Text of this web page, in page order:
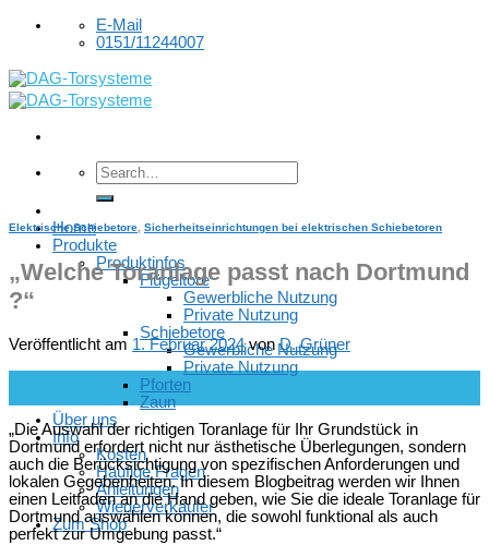
Skip
E-Mail
0151/11244007
Home
Produkte
Produktinfos
Flügeltore
Gewerbliche Nutzung
Private Nutzung
Schiebetore
Gewerbliche Nutzung
Private Nutzung
Pforten
Zaun
Über uns
Info
Kosten
Häufige Fragen
Anleitungen
Wiederverkäufer
Zum Shop
Elektrische Schiebetore Sicherheitseinrichtungen bei elektrischen Schiebetoren
„Welche Toranlage passt nach Dortmund
?“
Veröffentlicht am 1. Februar 2024vonD. Grüner
„Die Auswahl der richtigen Toranlage für Ihr Grundstück in
Dortmund erfordert nicht nur ästhetische Überlegungen, sondern
auch die Berücksichtigung von spezifischen Anforderungen und
lokalen Gegebenheiten. In diesem Blogbeitrag werden wir Ihnen
einen Leitfaden an die Hand geben, wie Sie die ideale Toranlage für
Dortmund auswählen können, die sowohl funktional als auch
perfekt zur Umgebung passt.“